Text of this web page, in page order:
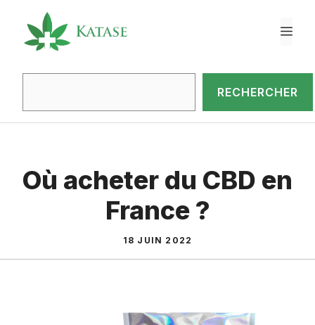
contenu
RECHERCHER
Où acheter du CBD en
France ?
18 JUIN 2022